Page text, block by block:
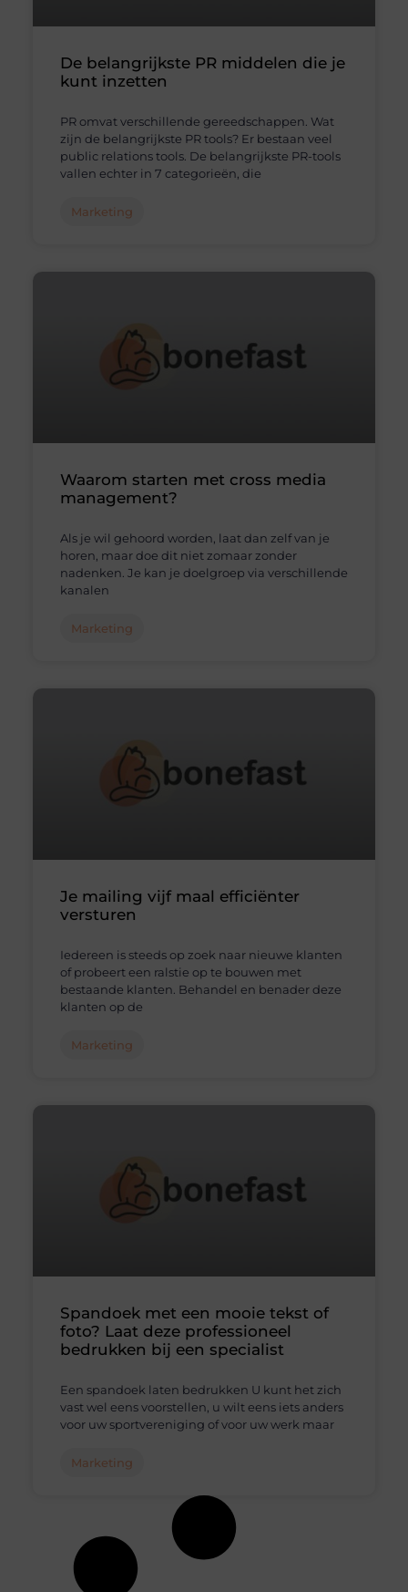
De belangrijkste PR middelen die je
kunt inzetten
PR omvat verschillende gereedschappen. Wat
zijn de belangrijkste PR tools? Er bestaan ​​veel
public relations tools. De belangrijkste PR-tools
vallen echter in 7 categorieën, die
Marketing
Waarom starten met cross media
management?
Als je wil gehoord worden, laat dan zelf van je
horen, maar doe dit niet zomaar zonder
nadenken. Je kan je doelgroep via verschillende
kanalen
Marketing
Je mailing vijf maal efficiënter
versturen
Iedereen is steeds op zoek naar nieuwe klanten
of probeert een ralstie op te bouwen met
bestaande klanten. Behandel en benader deze
klanten op de
Marketing
Spandoek met een mooie tekst of
foto? Laat deze professioneel
bedrukken bij een specialist
Een spandoek laten bedrukken U kunt het zich
vast wel eens voorstellen, u wilt eens iets anders
voor uw sportvereniging of voor uw werk maar
Marketing